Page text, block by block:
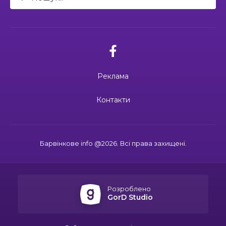
04:27
Барвінківського ліцею №1 пройшли фахове
Спільними зусиллями заради дітей: у
Барвінковому створили сучасний творчий
Поки звучить материнська молитва,
живе пам’ять
життя зупинився на цифрі 24
Барвінкове info @2026. Всі права захищені.
Реклама
Контакти
Розроблено
GorD Studio